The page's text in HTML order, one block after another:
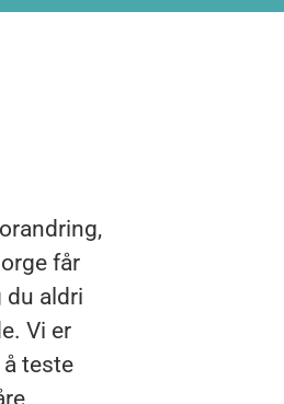
får
du aldri
Vi er
teste